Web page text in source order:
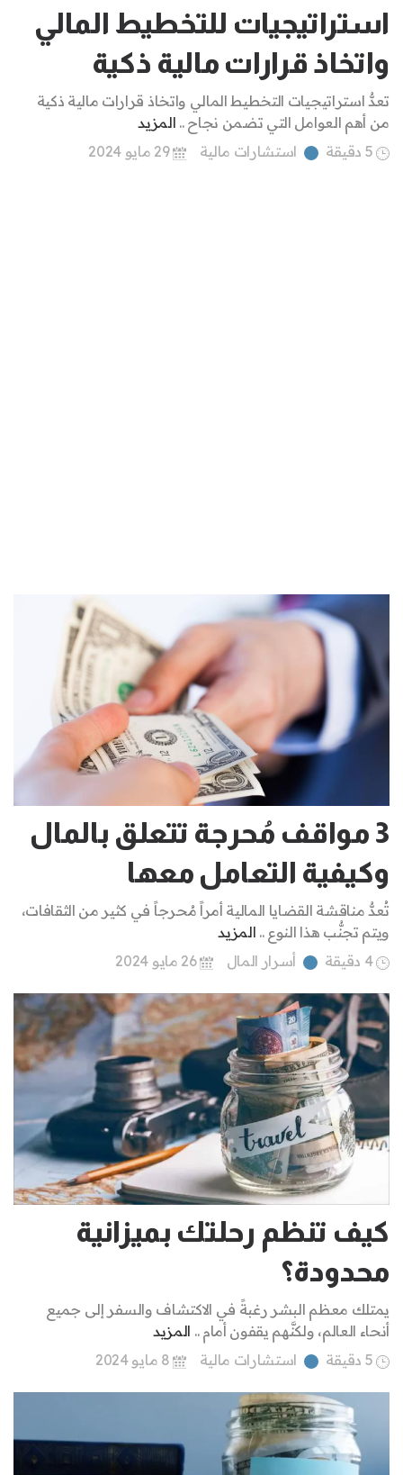
استراتيجيات للتخطيط المالي
واتخاذ قرارات مالية ذكية
تعدُّ استراتيجيات التخطيط المالي واتخاذ قرارات مالية ذكية
من أهم العوامل التي تضمن نجاح .. المزيد
5 دقيقة
استشارات مالية 29 مايو 2024
3 مواقف مُحرجة تتعلق بالمال
وكيفية التعامل معها
تُعدُّ مناقشة القضايا المالية أمراً مُحرجاً في كثير من الثقافات،
ويتم تجنُّب هذا النوع .. المزيد
4 دقيقة
أسرار المال 26 مايو 2024
كيف تنظم رحلتك بميزانية
محدودة؟
يمتلك معظم البشر رغبةً في الاكتشاف والسفر إلى جميع
أنحاء العالم، ولكنَّهم يقفون أمام .. المزيد
5 دقيقة
استشارات مالية 8 مايو 2024